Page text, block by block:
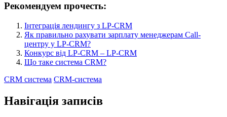
Рекомендуем прочесть:
Інтеграція лендингу з LP-CRM
Як правильно рахувати зарплату менеджерам Call-
центру у LP-CRM?
Конкурс від LP-CRM – LP-CRM
Що таке система CRM?
CRM система CRM-система
Навігація записів